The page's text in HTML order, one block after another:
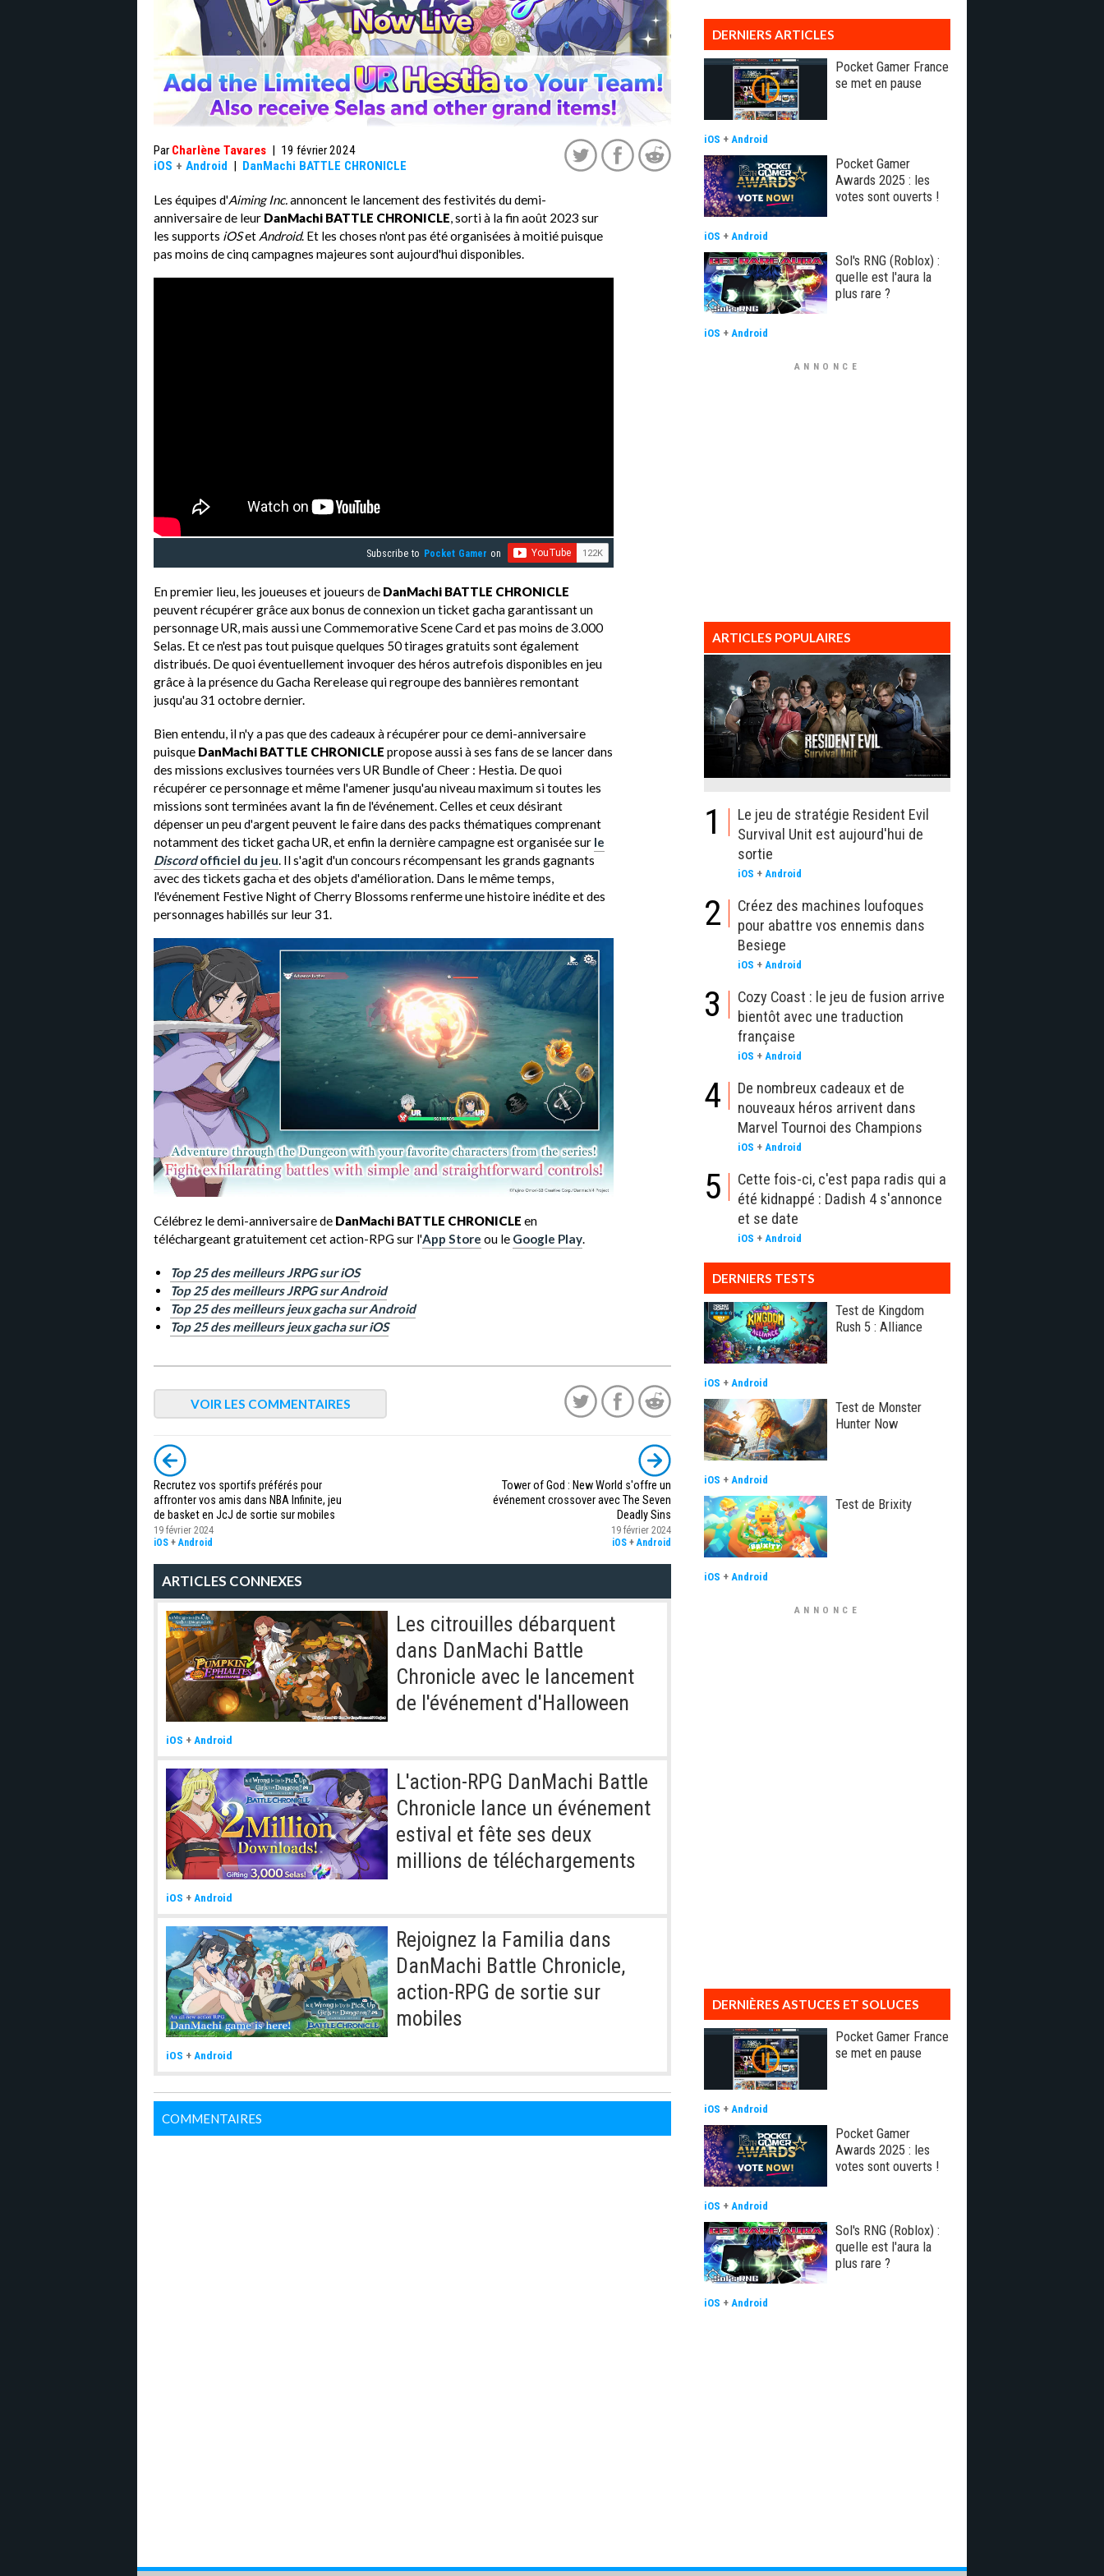
Par Charlène Tavares | 19 février 2024
iOS + Android | DanMachi BATTLE CHRONICLE
Les équipes d'Aiming Inc.annoncent le lancement des festivités du demi-
anniversaire de leur DanMachi BATTLE CHRONICLE, sorti à la fin août 2023 sur
les supports iOSet Android. Et les choses n'ont pas été organisées à moitié puisque
pas moins de cinq campagnes majeures sont aujourd'hui disponibles.
Subscribe to Pocket Gamer on
En premier lieu, les joueuses et joueurs de DanMachi BATTLE CHRONICLE
peuvent récupérer grâce aux bonus de connexion un ticket gacha garantissant un
personnage UR, mais aussi une Commemorative Scene Card et pas moins de 3.000
Selas. Et ce n'est pas tout puisque quelques 50 tirages gratuits sont également
distribués. De quoi éventuellement invoquer des héros autrefois disponibles en jeu
grâce à la présence du Gacha Rerelease qui regroupe des bannières remontant
jusqu'au 31 octobre dernier.
Bien entendu, il n'y a pas que des cadeaux à récupérer pour ce demi-anniversaire
puisque DanMachi BATTLE CHRONICLE propose aussi à ses fans de se lancer dans
des missions exclusives tournées vers UR Bundle of Cheer : Hestia. De quoi
récupérer ce personnage et même l'amener jusqu'au niveau maximum si toutes les
missions sont terminées avant la fin de l'événement. Celles et ceux désirant
dépenser un peu d'argent peuvent le faire dans des packs thématiques comprenant
notamment des ticket gacha UR, et enfin la dernière campagne est organisée sur le
Discordofficiel du jeu. Il s'agit d'un concours récompensant les grands gagnants
avec des tickets gacha et des objets d'amélioration. Dans le même temps,
l'événement Festive Night of Cherry Blossoms renferme une histoire inédite et des
personnages habillés sur leur 31.
Célébrez le demi-anniversaire de DanMachi BATTLE CHRONICLE en
téléchargeant gratuitement cet action-RPG sur l'App Store ou le Google Play.
Top 25 des meilleurs JRPG sur iOS
Top 25 des meilleurs JRPG sur Android
Top 25 des meilleurs jeux gacha sur Android
Top 25 des meilleurs jeux gacha sur iOS
VOIR LES COMMENTAIRES
Recrutez vos sportifs préférés pour
affronter vos amis dans NBA Infinite, jeu
de basket en JcJ de sortie sur mobiles
19 février 2024
iOS +Android
Tower of God : New World s'offre un
événement crossover avec The Seven
Deadly Sins
19 février 2024
iOS +Android
ARTICLES CONNEXES
Les citrouilles débarquent
dans DanMachi Battle
Chronicle avec le lancement
de l'événement d'Halloween
iOS + Android
L'action-RPG DanMachi Battle
Chronicle lance un événement
estival et fête ses deux
millions de téléchargements
iOS + Android
Rejoignez la Familia dans
DanMachi Battle Chronicle,
action-RPG de sortie sur
mobiles
iOS + Android
COMMENTAIRES
DERNIERS ARTICLES
Pocket Gamer France
se met en pause
iOS + Android
Pocket Gamer
Awards 2025 : les
votes sont ouverts !
iOS + Android
Sol's RNG (Roblox) :
quelle est l'aura la
plus rare ?
iOS + Android
ANNONCE
ARTICLES POPULAIRES
1
Le jeu de stratégie Resident Evil
Survival Unit est aujourd'hui de
sortie
iOS + Android
2
Créez des machines loufoques
pour abattre vos ennemis dans
Besiege
iOS + Android
3
Cozy Coast : le jeu de fusion arrive
bientôt avec une traduction
française
iOS + Android
4
De nombreux cadeaux et de
nouveaux héros arrivent dans
Marvel Tournoi des Champions
iOS + Android
5
Cette fois-ci, c'est papa radis qui a
été kidnappé : Dadish 4 s'annonce
et se date
iOS + Android
DERNIERS TESTS
Test de Kingdom
Rush 5 : Alliance
iOS + Android
Test de Monster
Hunter Now
iOS + Android
Test de Brixity
iOS + Android
ANNONCE
DERNIÈRES ASTUCES ET SOLUCES
Pocket Gamer France
se met en pause
iOS + Android
Pocket Gamer
Awards 2025 : les
votes sont ouverts !
iOS + Android
Sol's RNG (Roblox) :
quelle est l'aura la
plus rare ?
iOS + Android